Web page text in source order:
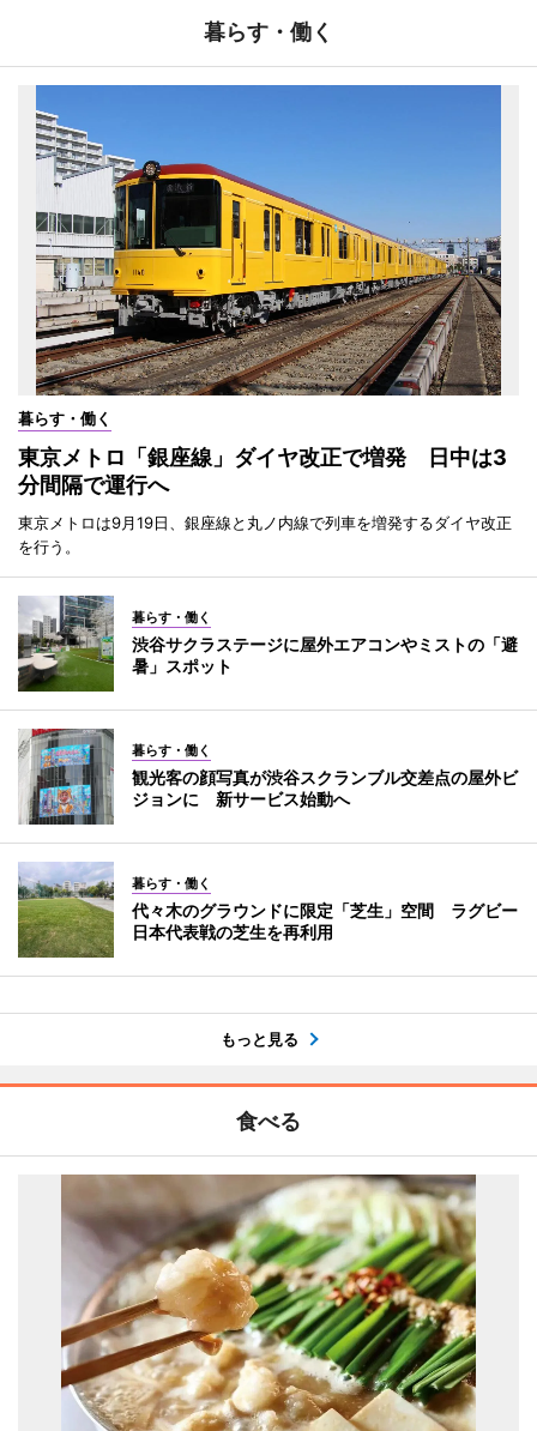
暮らす・働く
暮らす・働く
東京メトロ「銀座線」ダイヤ改正で増発 日中は3
分間隔で運行へ
東京メトロは9月19日、銀座線と丸ノ内線で列車を増発するダイヤ改正
を行う。
暮らす・働く
渋谷サクラステージに屋外エアコンやミストの「避
暑」スポット
暮らす・働く
観光客の顔写真が渋谷スクランブル交差点の屋外ビ
ジョンに 新サービス始動へ
暮らす・働く
代々木のグラウンドに限定「芝生」空間 ラグビー
日本代表戦の芝生を再利用
もっと見る
食べる